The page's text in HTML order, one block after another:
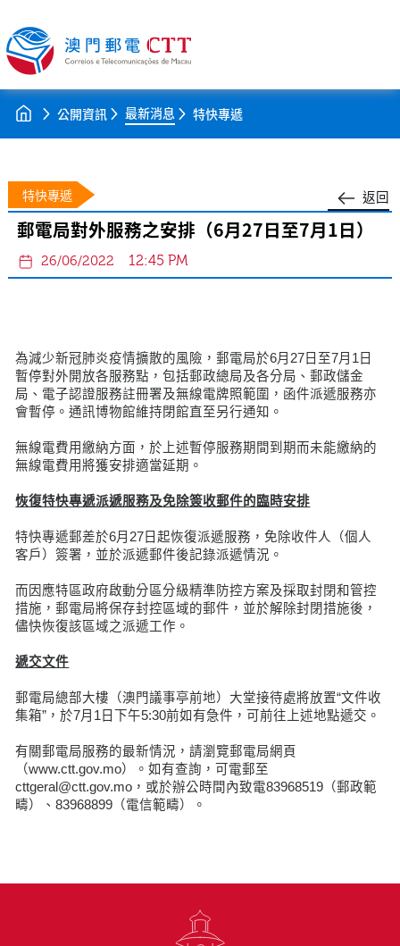
公開資訊 最新消息 特快專遞
返回
特快專遞
郵電局對外服務之安排（6月27日至7月1日）
26/06/2022 12:45 PM
為減少新冠肺炎疫情擴散的風險，郵電局於6月27日至7月1日
暫停對外開放各服務點，包括郵政總局及各分局、郵政儲金
局、電子認證服務註冊署及無線電牌照範圍，函件派遞服務亦
會暫停。通訊博物館維持閉館直至另行通知。
無線電費用繳納方面，於上述暫停服務期間到期而未能繳納的
無線電費用將獲安排適當延期。
恢復特快專遞派遞服務及免除簽收郵件的臨時安排
特快專遞郵差於6月27日起恢復派遞服務，免除收件人（個人
客戶）簽署，並於派遞郵件後記錄派遞情況。
而因應特區政府啟動分區分級精準防控方案及採取封閉和管控
措施，郵電局將保存封控區域的郵件，並於解除封閉措施後，
儘快恢復該區域之派遞工作。
遞交文件
郵電局總部大樓（澳門議事亭前地）大堂接待處將放置“文件收
集箱”，於7月1日下午5:30前如有急件，可前往上述地點遞交。
有關郵電局服務的最新情況，請瀏覽郵電局網頁
（www.ctt.gov.mo）。如有查詢，可電郵至
cttgeral@ctt.gov.mo，或於辦公時間內致電83968519（郵政範
疇）、83968899（電信範疇）。